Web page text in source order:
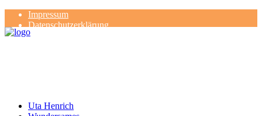
Impressum
Datenschutzerklärung
Kontakt
Uta Henrich